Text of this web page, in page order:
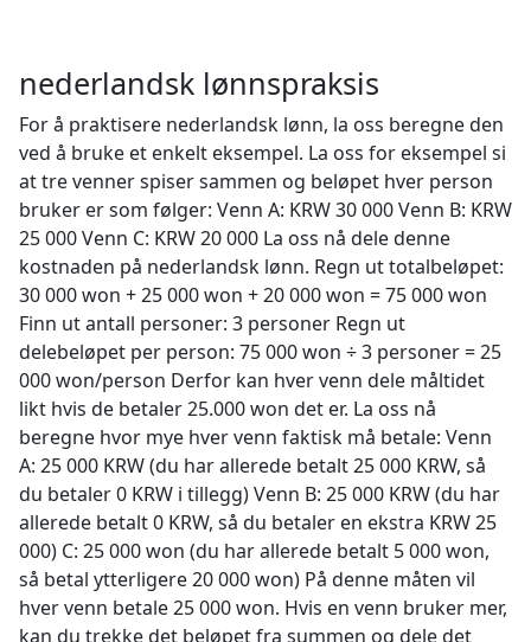
nederlandsk lønnspraksis
For å praktisere nederlandsk lønn, la oss beregne den
ved å bruke et enkelt eksempel. La oss for eksempel si
at tre venner spiser sammen og beløpet hver person
bruker er som følger: Venn A: KRW 30 000 Venn B: KRW
25 000 Venn C: KRW 20 000 La oss nå dele denne
kostnaden på nederlandsk lønn. Regn ut totalbeløpet:
30 000 won + 25 000 won + 20 000 won = 75 000 won
Finn ut antall personer: 3 personer Regn ut
delebeløpet per person: 75 000 won ÷ 3 personer = 25
000 won/person Derfor kan hver venn dele måltidet
likt hvis de betaler 25.000 won det er. La oss nå
beregne hvor mye hver venn faktisk må betale: Venn
A: 25 000 KRW (du har allerede betalt 25 000 KRW, så
du betaler 0 KRW i tillegg) Venn B: 25 000 KRW (du har
allerede betalt 0 KRW, så du betaler en ekstra KRW 25
000) C: 25 000 won (du har allerede betalt 5 000 won,
så betal ytterligere 20 000 won) På denne måten vil
hver venn betale 25 000 won. Hvis en venn bruker mer,
kan du trekke det beløpet fra summen og dele det